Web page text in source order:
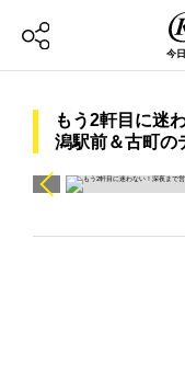
今
もう2軒目に迷
潟駅前＆古町の